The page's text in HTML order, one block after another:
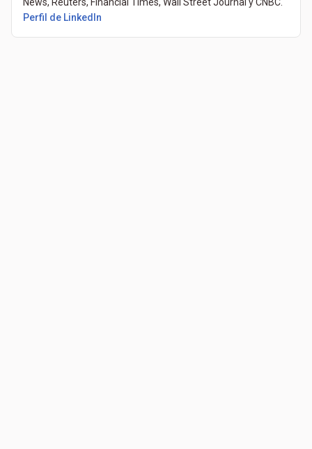
News, Reuters, Financial Times, Wall Street Journal y CNBC.
Perfil de LinkedIn